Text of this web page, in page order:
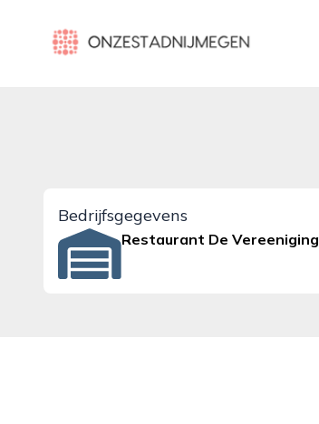
onzestadnijmegen.nl
Bedrijfsgegevens
Restaurant De Vereeniging